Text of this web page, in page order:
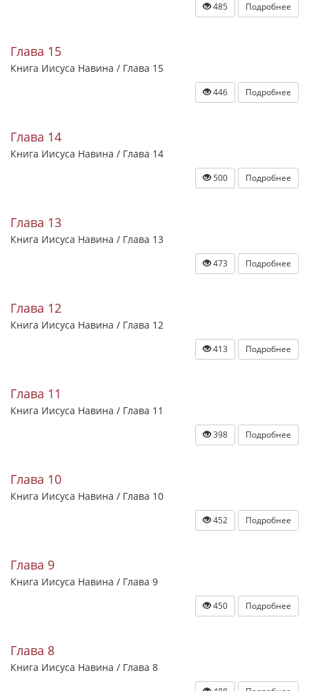
485 Подробнее
Глава 15
Книга Иисуса Навина / Глава 15
446 Подробнее
Глава 14
Книга Иисуса Навина / Глава 14
500 Подробнее
Глава 13
Книга Иисуса Навина / Глава 13
473 Подробнее
Глава 12
Книга Иисуса Навина / Глава 12
413 Подробнее
Глава 11
Книга Иисуса Навина / Глава 11
398 Подробнее
Глава 10
Книга Иисуса Навина / Глава 10
452 Подробнее
Глава 9
Книга Иисуса Навина / Глава 9
450 Подробнее
Глава 8
Книга Иисуса Навина / Глава 8